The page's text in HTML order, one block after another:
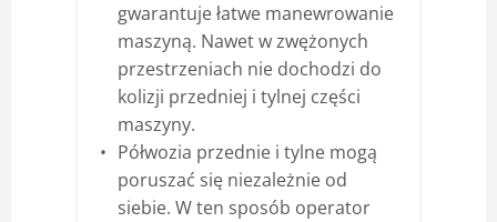
gwarantuje łatwe manewrowanie
maszyną. Nawet w zwężonych
przestrzeniach nie dochodzi do
kolizji przedniej i tylnej części
maszyny.
Półwozia przednie i tylne mogą
poruszać się niezależnie od
siebie. W ten sposób operator